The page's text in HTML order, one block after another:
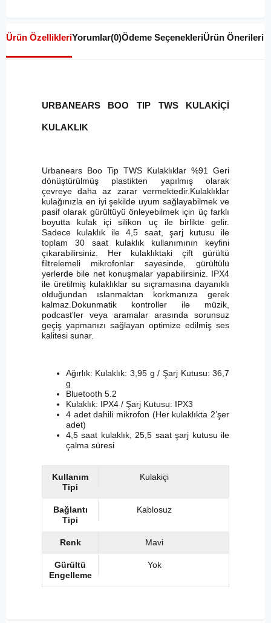
Ürün ÖzellikleriYorumlar(0)Ödeme SeçenekleriÜrün Önerileri
URBANEARS BOO TIP TWS KULAKİÇİ
KULAKLIK
Urbanears Boo Tip TWS Kulaklıklar %91 Geri
dönüştürülmüş plastikten yapılmış olarak
çevreye daha az zarar vermektedir.Kulaklıklar
kulağınızla en iyi şekilde uyum sağlayabilmek ve
pasif olarak gürültüyü önleyebilmek için üç farklı
boyutta kulak içi silikon uç ile birlikte gelir.
Sadece kulaklık ile 4,5 saat, şarj kutusu ile
toplam 30 saat kulaklık kullanımının keyfini
çıkarabilirsiniz. Her kulaklıktaki çift gürültü
filtrelemeli mikrofonlar sayesinde, gürültülü
yerlerde bile net konuşmalar yapabilirsiniz. IPX4
ile üretilmiş kulaklıklar su sıçramasına dayanıklı
olduğundan ıslanmaktan korkmanıza gerek
kalmaz.Dokunmatik kontroller ile müzik,
podcast'ler veya aramalar arasında sorunsuz
geçiş yapmanızı sağlayan optimize edilmiş ses
kalitesi sunar.
Ağırlık: Kulaklık: 3,95 g / Şarj Kutusu: 36,7
g
Bluetooth 5.2
Kulaklık: IPX4 / Şarj Kutusu: IPX3
4 adet dahili mikrofon (Her kulaklıkta 2’şer
adet)
4,5 saat kulaklık, 25,5 saat şarj kutusu ile
çalma süresi
Kullanım
Tipi
Kulakiçi
Bağlantı
Tipi
Kablosuz
Renk Mavi
Gürültü
Engelleme
Yok